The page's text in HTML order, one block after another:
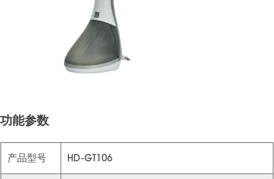
功能参数
产品型号 HD-GT106